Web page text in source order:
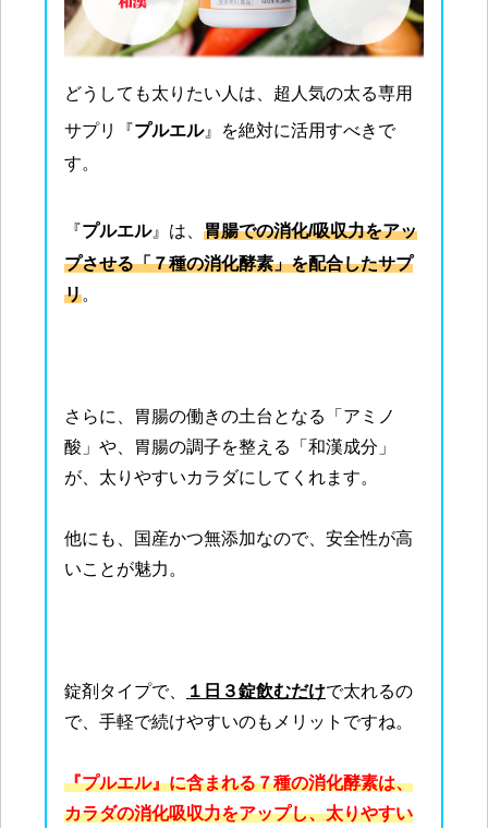
どうしても太りたい人は、超人気の太る専用
サプリ『プルエル』を絶対に活用すべきで
す。
『プルエル』は、 胃腸での消化/吸収力をアッ
プさせる「７種の消化酵素」を配合したサプ
リ。
さらに、胃腸の働きの土台となる「アミノ
酸」や、胃腸の調子を整える「和漢成分」
が、太りやすいカラダにしてくれます。
他にも、国産かつ無添加なので、安全性が高
いことが魅力。
錠剤タイプで、 １日３錠飲むだけで太れるの
で、手軽で続けやすいのもメリットですね。
『プルエル』に含まれる７種の消化酵素は、
カラダの消化吸収力をアップし、太りやすい